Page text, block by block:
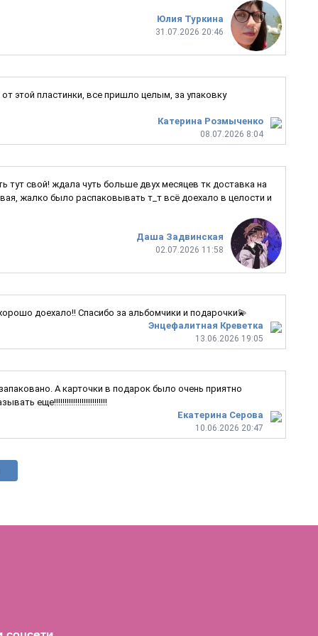
Юлия Туркина
31.07.2026 20:46
Катерина Розмыченко
08.07.2026 8:04
этой пластинки, все пришло целым, за упаковку
Даша Задвинская
02.07.2026 11:58
тут свой! ждала чуть больше двух месяцев тк доставка на
жалко было распаковывать т_т всё доехало в целости и
Энцефалитная Креветка
13.06.2026 19:05
доехало!! Спасибо за альбомчики и подарочки💫
Екатерина Серова
10.06.2026 20:47
А карточки в подарок было очень приятно
еще!!!!!!!!!!!!!!!!!!!!!!!!!